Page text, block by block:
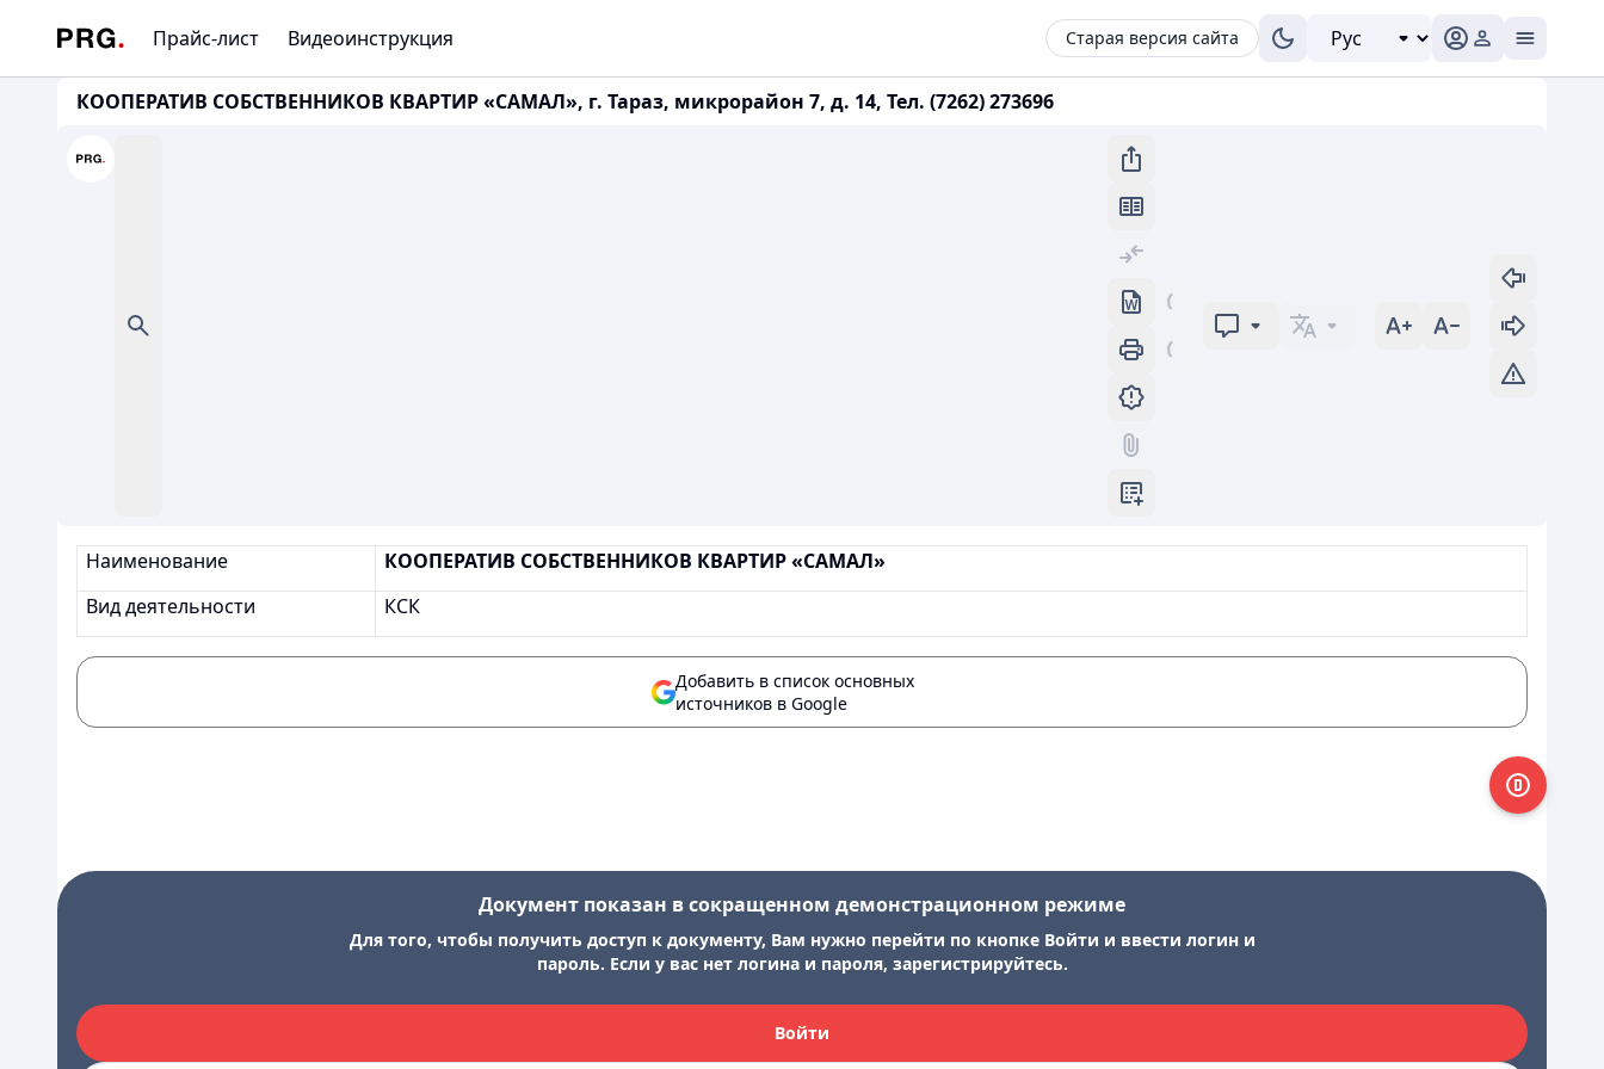
Прайс-лист Видеоинструкция Старая версия сайта
КООПЕРАТИВ СОБСТВЕННИКОВ КВАРТИР «САМАЛ», г. Тараз, микрорайон 7, д. 14, Тел. (7262) 273696
Наименование
КООПЕРАТИВ СОБСТВЕННИКОВ КВАРТИР «САМАЛ»
Вид деятельности
КСК
Добавить в список основных
источников в Google
Документ показан в сокращенном демонстрационном режиме
Для того, чтобы получить доступ к документу, Вам нужно перейти по кнопке Войти и ввести логин и
пароль. Если у вас нет логина и пароля, зарегистрируйтесь.
Войти